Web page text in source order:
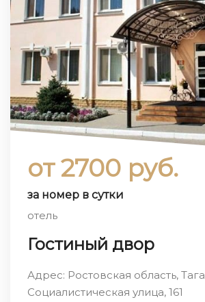
от 2700 руб.
за номер в сутки
отель
Гостиный двор
Адрес: Ростовская область,
Социалистическая улица, 161